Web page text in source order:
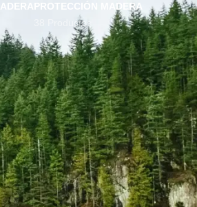
PROTECCIÓN MADERA
38 Productos